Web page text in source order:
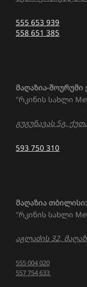
555 653 939
558 651 385
მაღაზია თბილისი:
"რკინის სახლი
აგლაძის 32,
555 004 020
557 754 633
მაღაზია-შოურუმი
"რკინის სახლი
გუგუნავას 5გ,
593 750 310